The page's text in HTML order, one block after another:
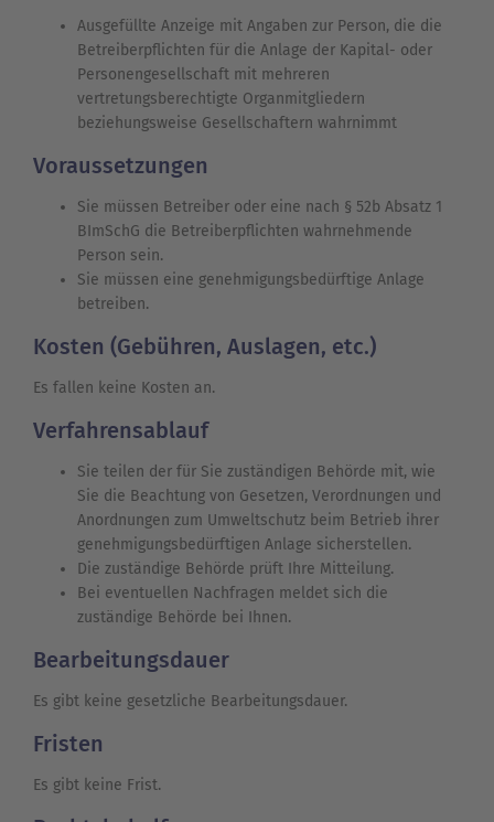
Ausgefüllte Anzeige mit Angaben zur Person, die die
Betreiberpflichten für die Anlage der Kapital- oder
Personengesellschaft mit mehreren
vertretungsberechtigte Organmitgliedern
beziehungsweise Gesellschaftern wahrnimmt
Voraussetzungen
Sie müssen Betreiber oder eine nach § 52b Absatz 1
BImSchG die Betreiberpflichten wahrnehmende
Person sein.
Sie müssen eine genehmigungsbedürftige Anlage
betreiben.
Kosten (Gebühren, Auslagen, etc.)
Es fallen keine Kosten an.
Verfahrensablauf
Sie teilen der für Sie zuständigen Behörde mit, wie
Sie die Beachtung von Gesetzen, Verordnungen und
Anordnungen zum Umweltschutz beim Betrieb ihrer
genehmigungsbedürftigen Anlage sicherstellen.
Die zuständige Behörde prüft Ihre Mitteilung.
Bei eventuellen Nachfragen meldet sich die
zuständige Behörde bei Ihnen.
Bearbeitungsdauer
Es gibt keine gesetzliche Bearbeitungsdauer.
Fristen
Es gibt keine Frist.